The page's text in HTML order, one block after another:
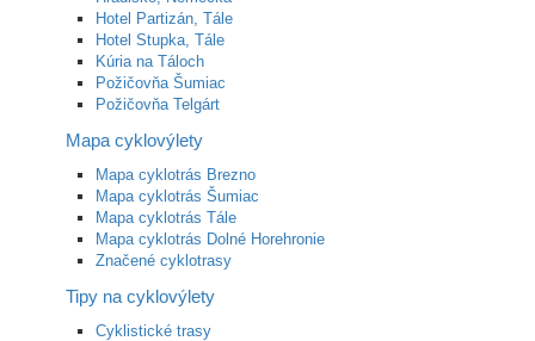
Hotel Partizán, Tále
Hotel Stupka, Tále
Kúria na Táloch
Požičovňa Šumiac
Požičovňa Telgárt
Mapa cyklovýlety
Mapa cyklotrás Brezno
Mapa cyklotrás Šumiac
Mapa cyklotrás Tále
Mapa cyklotrás Dolné Horehronie
Značené cyklotrasy
Tipy na cyklovýlety
Cyklistické trasy